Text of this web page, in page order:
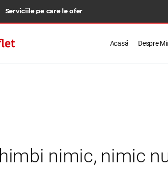
Serviciile pe care le ofer
Acasă Despre
nimic, nimic